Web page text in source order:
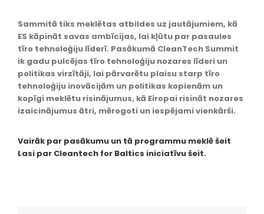
Sammitā tiks meklētas atbildes uz jautājumiem, kā
ES kāpināt savas ambīcijas, lai kļūtu par pasaules
tīro tehnoloģiju līderī. Pasākumā CleanTech Summit
ik gadu pulcējas tīro tehnoloģiju nozares līderi un
politikas virzītāji, lai pārvarētu plaisu starp tīro
tehnoloģiju inovācijām un politikas kopienām un
kopīgi meklētu risinājumus, kā Eiropai risināt nozares
izaicinājumus ātri, mērogoti un iespējami vienkārši.
Vairāk par pasākumu un tā programmu meklē šeit
Lasi par Cleantech for Baltics iniciatīvu šeit.